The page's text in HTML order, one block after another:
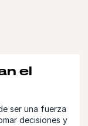
el
ser una fuerza
decisiones y